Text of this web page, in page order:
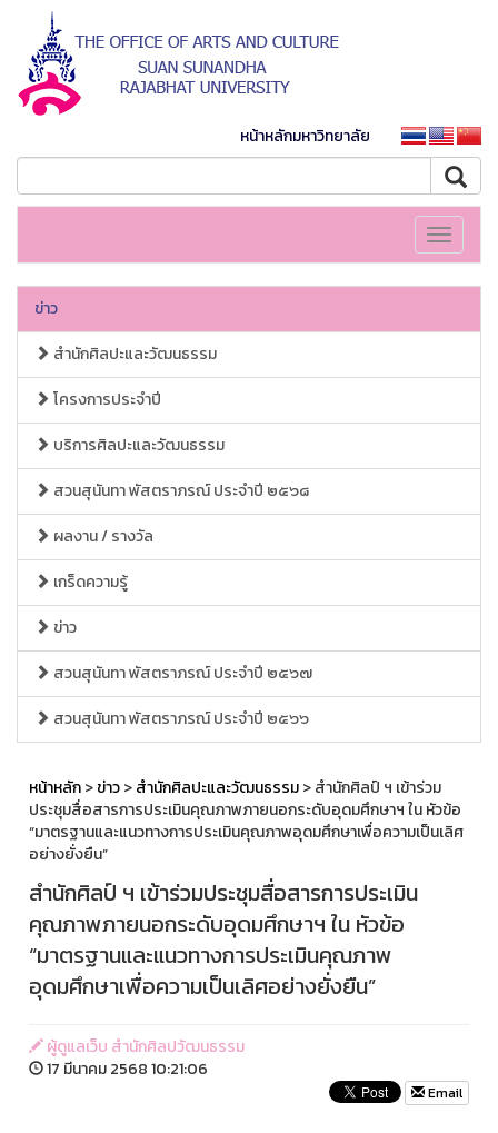
หน้าหลักมหาวิทยาลัย
Toggle
ข่าว
สำนักศิลปะและวัฒนธรรม
โครงการประจำปี
บริการศิลปะและวัฒนธรรม
สวนสุนันทา พัสตราภรณ์ ประจำปี ๒๕๖๘
ผลงาน / รางวัล
เกร็ดความรู้
ข่าว
สวนสุนันทา พัสตราภรณ์ ประจำปี ๒๕๖๗
สวนสุนันทา พัสตราภรณ์ ประจำปี ๒๕๖๖
หน้าหลัก>ข่าว>สำนักศิลปะและวัฒนธรรม> สำนักศิลป์ ฯ เข้าร่วม
ประชุมสื่อสารการประเมินคุณภาพภายนอกระดับอุดมศึกษาฯ ใน หัวข้อ
“มาตรฐานและแนวทางการประเมินคุณภาพอุดมศึกษาเพื่อความเป็นเลิศ
อย่างยั่งยืน”
สำนักศิลป์ ฯ เข้าร่วมประชุมสื่อสารการประเมิน
คุณภาพภายนอกระดับอุดมศึกษาฯ ใน หัวข้อ
“มาตรฐานและแนวทางการประเมินคุณภาพ
อุดมศึกษาเพื่อความเป็นเลิศอย่างยั่งยืน”
ผู้ดูแลเว็บ สำนักศิลปวัฒนธรรม
17 มีนาคม 2568 10:21:06
Email